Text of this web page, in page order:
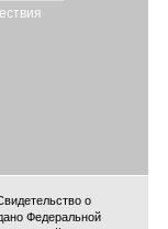
о
Федеральной